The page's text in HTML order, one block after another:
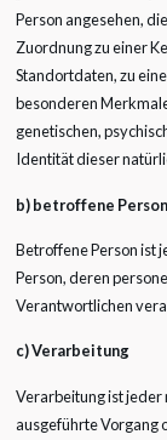
Person angesehen,
Zuordnung zu einer
Standortdaten, zu
besonderen
genetischen,
Identität dieser
b) betroffene Person
Betroffene Person ist
Person, deren
Verantwortlichen
c) Verarbeitung
Verarbeitung ist
ausgeführte Vorgang